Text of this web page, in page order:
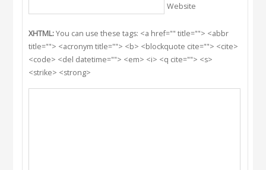
Website
XHTML:You can use these tags: <a href="" title=""> <abbr
title=""> <acronym title=""> <b> <blockquote cite=""> <cite>
<code> <del datetime=""> <em> <i> <q cite=""> <s>
<strike> <strong>